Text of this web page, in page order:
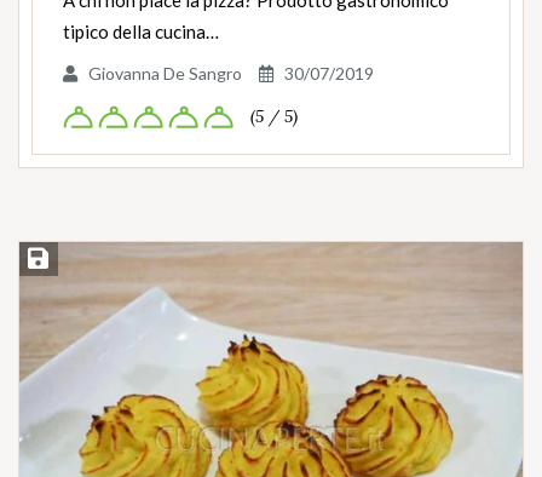
tipico della cucina…
Giovanna De Sangro 30/07/2019
(5 / 5)
Salva ricetta